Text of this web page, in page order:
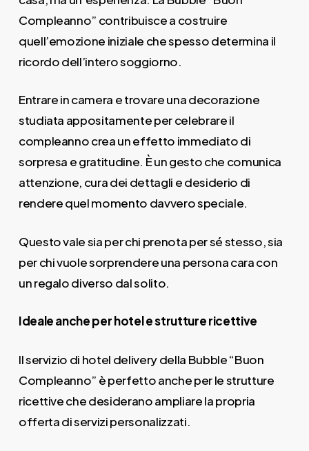
Compleanno” contribuisce a costruire
quell’emozione iniziale che spesso determina il
ricordo dell’intero soggiorno.
Entrare in camera e trovare una decorazione
studiata appositamente per celebrare il
compleanno crea un effetto immediato di
sorpresa e gratitudine. È un gesto che comunica
attenzione, cura dei dettagli e desiderio di
rendere quel momento davvero speciale.
Questo vale sia per chi prenota per sé stesso, sia
per chi vuole sorprendere una persona cara con
un regalo diverso dal solito.
Ideale anche per hotel e strutture ricettive
Il servizio di hotel delivery della Bubble “Buon
Compleanno” è perfetto anche per le strutture
ricettive che desiderano ampliare la propria
offerta di servizi personalizzati.